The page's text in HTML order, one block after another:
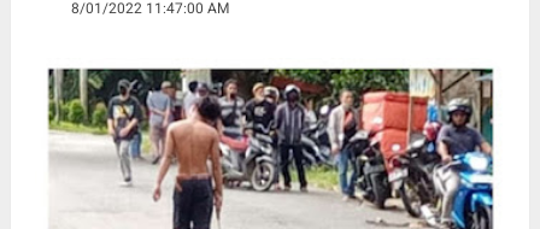
8/01/2022 11:47:00 AM